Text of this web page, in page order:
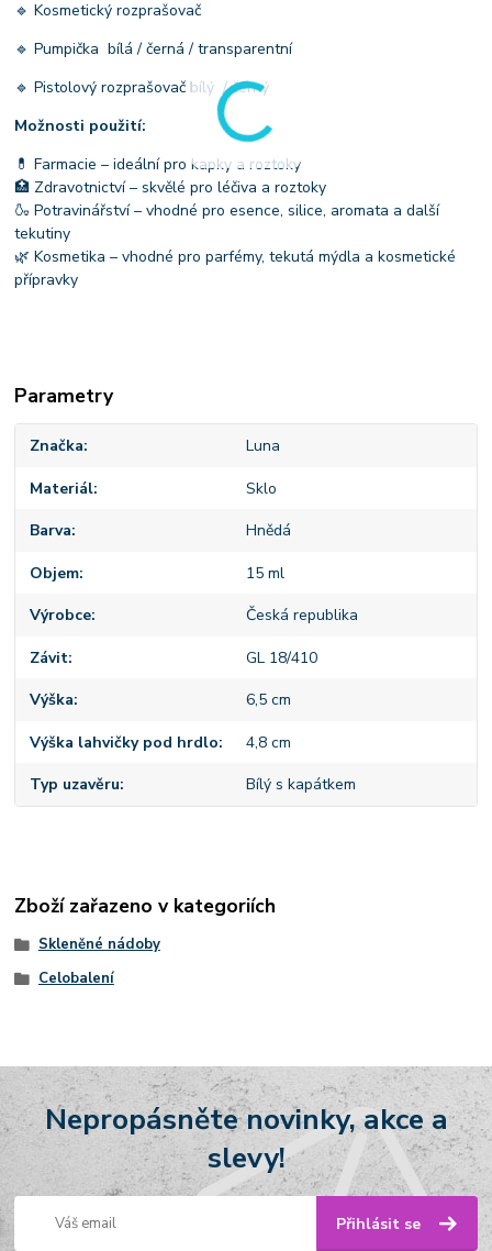
🔹 Kosmetický rozprašovač
🔹 Pumpička bílá / černá / transparentní
🔹 Pistolový rozprašovač bílý / černý
Možnosti použití:
💊 Farmacie – ideální pro kapky a roztoky
🏥 Zdravotnictví – skvělé pro léčiva a roztoky
🍶 Potravinářství – vhodné pro esence, silice, aromata a další
tekutiny
🌿 Kosmetika – vhodné pro parfémy, tekutá mýdla a kosmetické
přípravky
Parametry
Značka Luna
Materiál Sklo
Barva Hnědá
Objem 15 ml
Výrobce Česká republika
Závit GL 18/410
Výška 6,5 cm
Výška lahvičky pod hrdlo 4,8 cm
Typ uzavěru Bílý s kapátkem
Zboží zařazeno v kategoriích
Skleněné nádoby
Celobalení
Nepropásněte novinky, akce a
slevy!
Přihlásit se